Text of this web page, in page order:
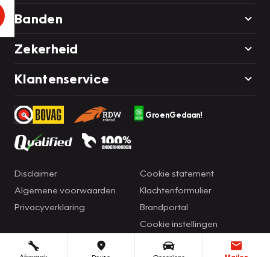
Banden
Zekerheid
Klantenservice
GroenGedaan!
Disclaimer
Algemene voorwaarden
Privacyverklaring
Cookie statement
Klachtenformulier
Brandportal
Cookie instellingen